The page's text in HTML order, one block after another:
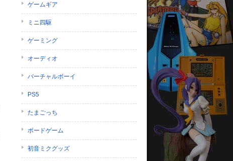
ゲームギア
ミニ四駆
ゲーミング
オーディオ
バーチャルボーイ
PS5
たまごっち
ボードゲーム
初音ミクグッズ